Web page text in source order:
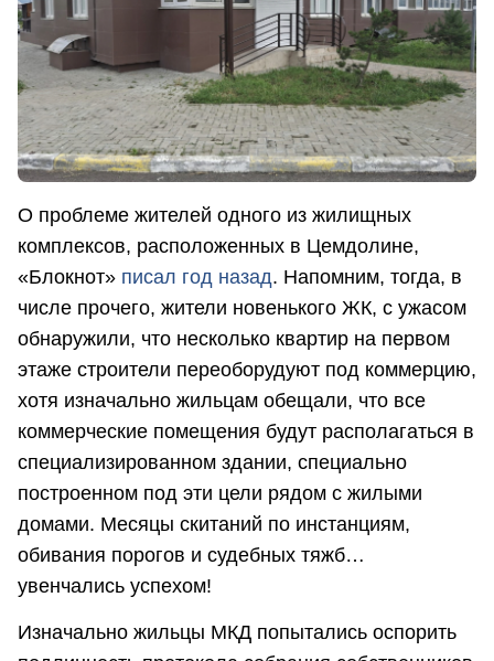
О проблеме жителей одного из жилищных
комплексов, расположенных в Цемдолине,
«Блокнот» писал год назад. Напомним, тогда, в
числе прочего, жители новенького ЖК, с ужасом
обнаружили, что несколько квартир на первом
этаже строители переоборудуют под коммерцию,
хотя изначально жильцам обещали, что все
коммерческие помещения будут располагаться в
специализированном здании, специально
построенном под эти цели рядом с жилыми
домами. Месяцы скитаний по инстанциям,
обивания порогов и судебных тяжб…
увенчались успехом!
Изначально жильцы МКД попытались оспорить